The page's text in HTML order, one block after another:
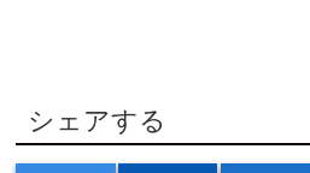
シェアする